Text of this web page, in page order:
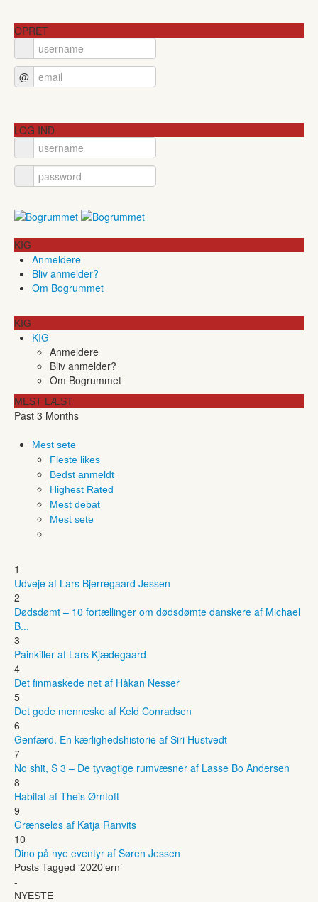
OPRET
@
LOG IND
KIG
Anmeldere
Bliv anmelder?
Om Bogrummet
KIG
KIG
Anmeldere
Bliv anmelder?
Om Bogrummet
MEST LÆST
Past 3 Months
Mest sete
Fleste likes
Bedst anmeldt
Highest Rated
Mest debat
Mest sete
1
Udveje af Lars Bjerregaard Jessen
2
Dødsdømt – 10 fortællinger om dødsdømte danskere af Michael
B...
3
Painkiller af Lars Kjædegaard
4
Det finmaskede net af Håkan Nesser
5
Det gode menneske af Keld Conradsen
6
Genfærd. En kærlighedshistorie af Siri Hustvedt
7
No shit, S 3 – De tyvagtige rumvæsner af Lasse Bo Andersen
8
Habitat af Theis Ørntoft
9
Grænseløs af Katja Ranvits
10
Dino på nye eventyr af Søren Jessen
Posts Tagged ‘2020’ern’
-
NYESTE